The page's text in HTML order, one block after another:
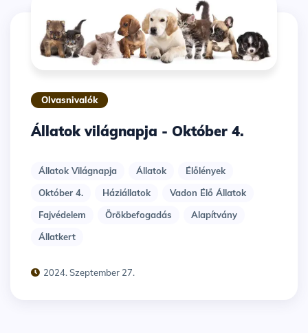
Olvasnivalók
Állatok világnapja - Október 4.
Állatok Világnapja Állatok
Élőlények
Október 4.
Háziállatok
Vadon Élő Állatok
Fajvédelem
Örökbefogadás
Alapítvány
Állatkert
2024. Szeptember 27.